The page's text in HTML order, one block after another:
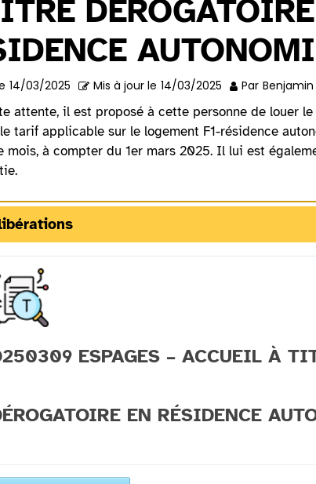
14/03/2025 Mis à jour le 14/03/2025 Par
attente, il est proposé à cette personne de louer
le tarif applicable sur le logement F1-résidence
mois, à compter du 1er mars 2025. Il lui est
ESPAGES – ACCUEIL À
EN RÉSIDENCE